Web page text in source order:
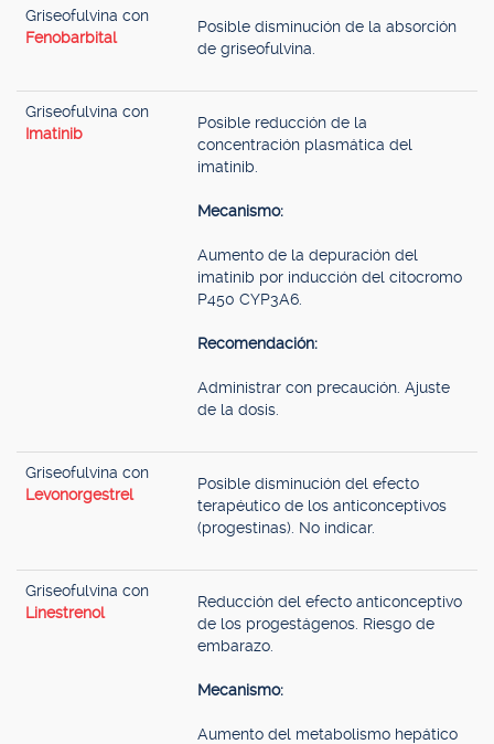
Griseofulvina con
Fenobarbital
Posible disminución de la absorción
de griseofulvina.
Griseofulvina con
Imatinib
Posible reducción de la
concentración plasmática del
imatinib.
Mecanismo:
Aumento de la depuración del
imatinib por inducción del citocromo
P450 CYP3A6.
Recomendación:
Administrar con precaución. Ajuste
de la dosis.
Griseofulvina con
Levonorgestrel
Posible disminución del efecto
terapéutico de los anticonceptivos
(progestinas). No indicar.
Griseofulvina con
Linestrenol
Reducción del efecto anticonceptivo
de los progestágenos. Riesgo de
embarazo.
Mecanismo:
Aumento del metabolismo hepático